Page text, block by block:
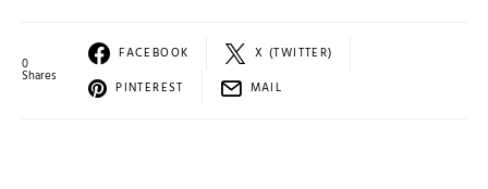
0
Shares
FACEBOOK
X (TWITTER)
PINTEREST
MAIL